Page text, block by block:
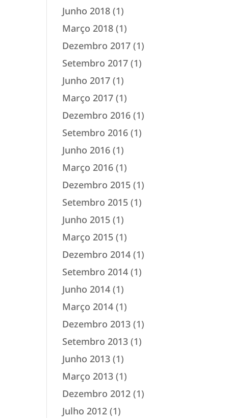
Junho 2018 (1)
Março 2018 (1)
Dezembro 2017 (1)
Setembro 2017 (1)
Junho 2017 (1)
Março 2017 (1)
Dezembro 2016 (1)
Setembro 2016 (1)
Junho 2016 (1)
Março 2016 (1)
Dezembro 2015 (1)
Setembro 2015 (1)
Junho 2015 (1)
Março 2015 (1)
Dezembro 2014 (1)
Setembro 2014 (1)
Junho 2014 (1)
Março 2014 (1)
Dezembro 2013 (1)
Setembro 2013 (1)
Junho 2013 (1)
Março 2013 (1)
Dezembro 2012 (1)
Julho 2012 (1)